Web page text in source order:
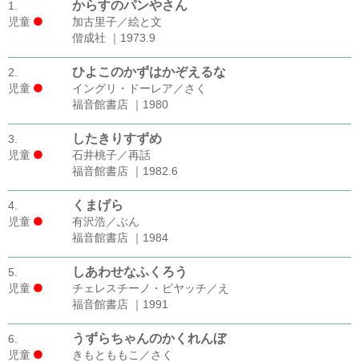
ンダー
1.
児童
からすのパンやさん
加古里子／絵と文
偕成社 ｜1973.9
2.
児童
ひよこのかずはかぞえるな
イングリ・ドーレア／さく
福音館書店 ｜1980
3.
児童
したきりすずめ
石井桃子／再話
福音館書店 ｜1982.6
4.
児童
くまげら
有沢浩／ぶん
福音館書店 ｜1984
5.
児童
しあわせなふくろう
チェレスチーノ・ピヤッチ／え
福音館書店 ｜1991
6.
児童
うずらちゃんのかくれんぼ
きもとももこ／さく